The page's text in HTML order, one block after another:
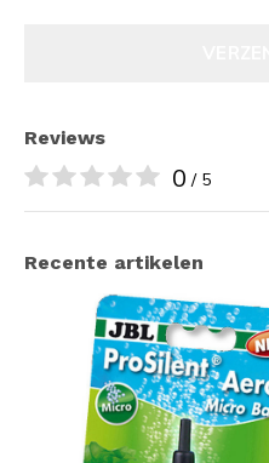
Reviews
0 / 5
Recente artikelen